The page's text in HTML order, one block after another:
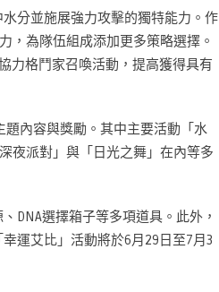
分並施展強力攻擊的獨特能力。作
，為隊伍組成添加更多策略選擇。
力格鬥家召喚活動，提高獲得具有
內容與獎勵。其中主要活動「水
夜派對」與「日光之舞」在內等多
DNA選擇箱子等多項道具。此外，
運艾比」活動將於6月29日至7月3